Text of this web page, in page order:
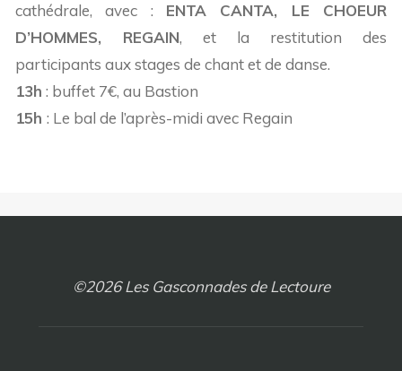
cathédrale, avec : ENTA CANTA, LE CHOEUR
D’HOMMES, REGAIN, et la restitution des
participants aux stages de chant et de danse.
13h : buffet 7€, au Bastion
15h: Le bal de l’après-midi avec Regain
©2026 Les Gasconnades de Lectoure